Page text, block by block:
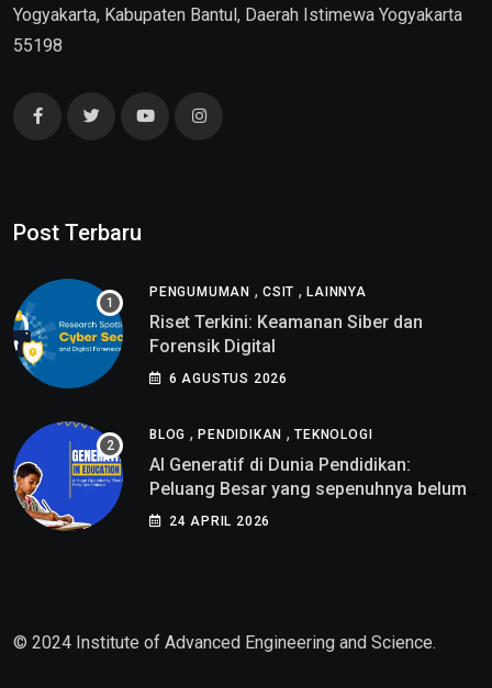
Yogyakarta, Kabupaten Bantul, Daerah Istimewa Yogyakarta
55198
Post Terbaru
PENGUMUMAN , CSIT ,LAINNYA
Riset Terkini: Keamanan Siber dan
Forensik Digital
6 AGUSTUS 2026
BLOG ,PENDIDIKAN ,TEKNOLOGI
AI Generatif di Dunia Pendidikan:
Peluang Besar yang sepenuhnya belum
di pahami
24 APRIL 2026
© 2024 Institute of Advanced Engineering and Science.